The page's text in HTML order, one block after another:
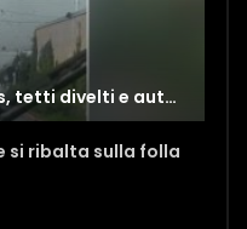
Tornado su Los Angeles, tetti divelti e auto distrutte
si ribalta sulla folla